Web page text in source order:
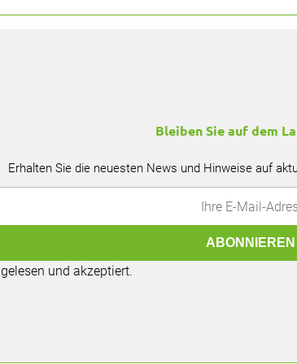
Bleiben Sie auf dem
Erhalten Sie die neuesten News und Hinweise auf
gelesen und akzeptiert.